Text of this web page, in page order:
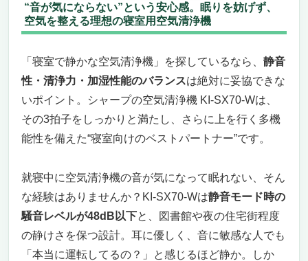
“音が気にならない”という安心感。眠りを妨げず、
空気を整える理想の寝室用空気清浄機
「寝室で静かな空気清浄機」を探しているなら、 静音
性・清浄力・加湿性能のバランスは絶対に妥協できな
いポイント。シャープの空気清浄機 KI-SX70-Wは、
その3拍子をしっかりと満たし、さらに上を行く多機
能性を備えた“寝室向けのベストパートナー”です。
就寝中に空気清浄機の音が気になって眠れない、そん
な経験はありませんか？KI-SX70-Wは静音モード時の
騒音レベルが48dB以下と、図書館や夜の住宅街程度
の静けさを保つ設計。耳に優しく、音に敏感な人でも
「本当に運転してるの？」と感じるほど静か。しか